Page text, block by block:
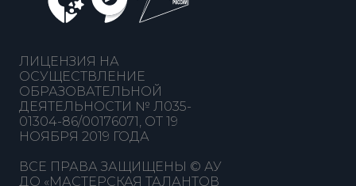
ЛИЦЕНЗИЯ НА
ОСУЩЕСТВЛЕНИЕ
ОБРАЗОВАТЕЛЬНОЙ
ДЕЯТЕЛЬНОСТИ № Л035-
01304-86/00176071, ОТ 19
НОЯБРЯ 2019 ГОДА
ВСЕ ПРАВА ЗАЩИЩЕНЫ © АУ
ДО «МАСТЕРСКАЯ ТАЛАНТОВ